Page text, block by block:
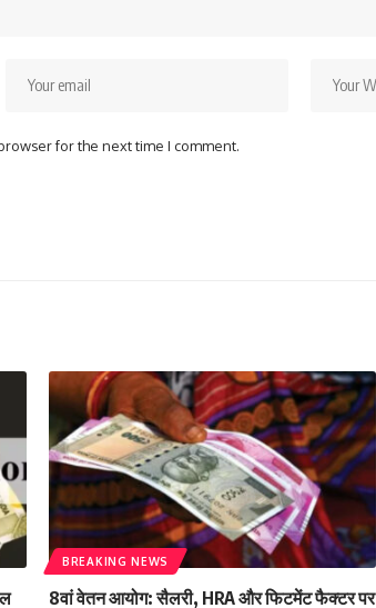
for the next time I comment.
BREAKING NEWS
8वां वेतन आयोग: सैलरी, HRA और फिटमेंट फैक्टर पर